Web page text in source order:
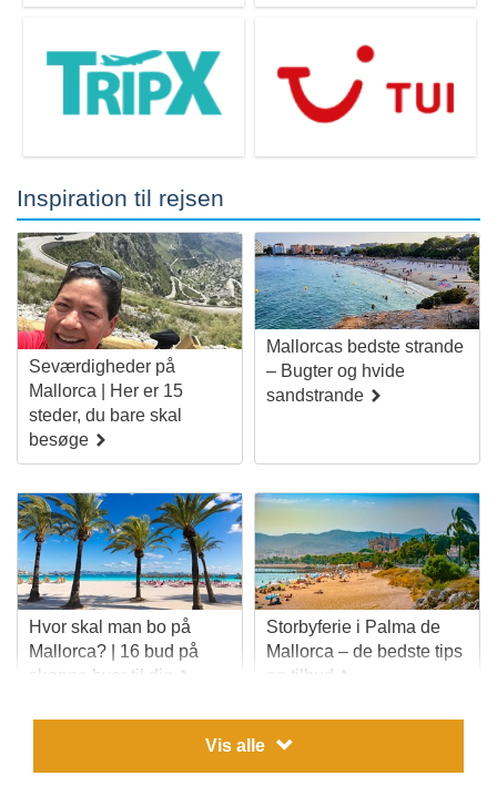
Rejser til
Cala Ratjada Can Picafort
Rejser til
Cala Mayor
Rejser til
Cala Mesquida
Rejser til Rejser til
Inspiration til rejsen
Seværdigheder på
Mallorca | Her er 15
steder, du bare skal
besøge
Mallorcas bedste strande
– Bugter og hvide
sandstrande
Hvor skal man bo på
Mallorca? | 16 bud på
skønne byer til dig
Storbyferie i Palma de
Mallorca – de bedste tips
og tilbud
Vis alle